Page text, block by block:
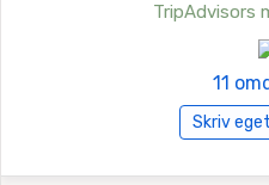
TripAdvisors
11
Skriv